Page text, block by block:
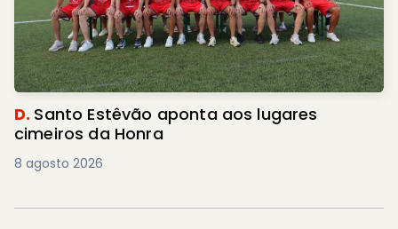
D. Santo Estêvão aponta aos lugares
cimeiros da Honra
8 agosto 2026